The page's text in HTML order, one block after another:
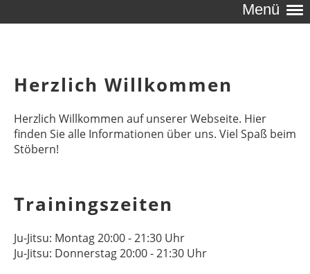
Menü
Herzlich Willkommen
Herzlich Willkommen auf unserer Webseite. Hier
finden Sie alle Informationen über uns. Viel Spaß beim
Stöbern!
Trainingszeiten
Ju-Jitsu: Montag 20:00 - 21:30 Uhr
Ju-Jitsu: Donnerstag 20:00 - 21:30 Uhr